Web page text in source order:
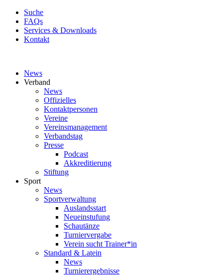
Suche
FAQs
Services & Downloads
Kontakt
News
Verband
News
Offizielles
Kontaktpersonen
Vereine
Vereinsmanagement
Verbandstag
Presse
Podcast
Akkreditierung
Stiftung
Sport
News
Sportverwaltung
Auslandsstart
Neueinstufung
Schautänze
Turniervergabe
Verein sucht Trainer*in
Standard & Latein
News
Turnierergebnisse